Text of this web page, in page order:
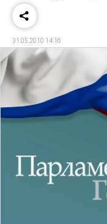
31.05.2010 14:16